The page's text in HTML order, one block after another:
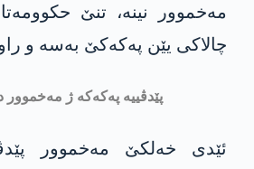
مه‌خموور نینە، تنێ
چالاکی یێن په‌كه‌كێ‌ بەسە و
پێدڤییه‌ په‌كه‌كه‌ ژ
ئێدی خەلکێ مه‌خموور